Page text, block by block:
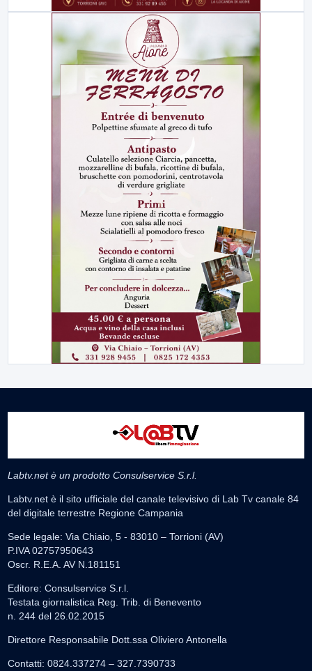
Labtv.net è un prodotto Consulservice S.r.l.
Labtv.net è il sito ufficiale del canale televisivo di Lab Tv canale 84
del digitale terrestre Regione Campania
Sede legale: Via Chiaio, 5 - 83010 – Torrioni (AV)
P.IVA 02757950643
Oscr. R.E.A. AV N.181151
Editore: Consulservice S.r.l.
Testata giornalistica Reg. Trib. di Benevento
n. 244 del 26.02.2015
Direttore Responsabile Dott.ssa Oliviero Antonella
Contatti: 0824.337274 – 327.7390733